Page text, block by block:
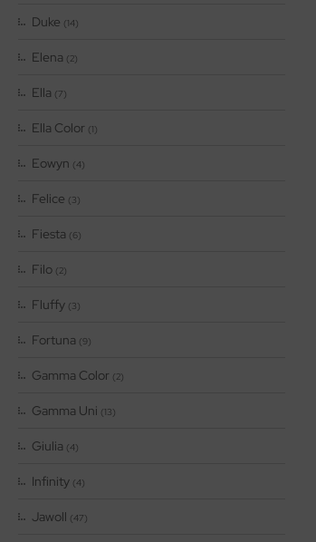
Duke (14)
Elena (2)
Ella (7)
Ella Color (1)
Eowyn (4)
Felice (3)
Fiesta (6)
Filo (2)
Fluffy (3)
Fortuna (9)
Gamma Color (2)
Gamma Uni (13)
Giulia (4)
Infinity (4)
Jawoll (47)